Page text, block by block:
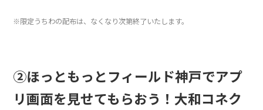
※限定うちわの配布は、なくなり次第終了いたします。
②ほっともっとフィールド神戸でアプ
リ画面を見せてもらおう！大和コネク